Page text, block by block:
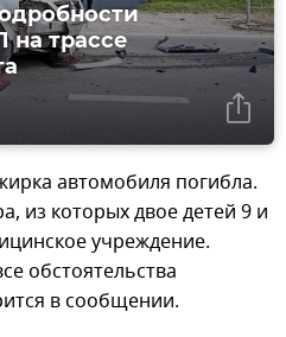
на трассе
автомобиля погибла.
из которых двое детей 9 и
учреждение.
обстоятельства
в сообщении.